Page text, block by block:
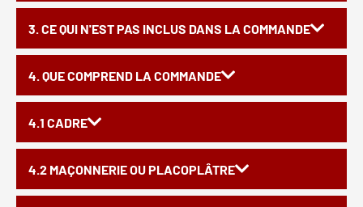
3. CE QUI N'EST PAS INCLUS DANS LA COMMANDE
4. QUE COMPREND LA COMMANDE
4.1 CADRE
4.2 MAÇONNERIE OU PLACOPLÂTRE